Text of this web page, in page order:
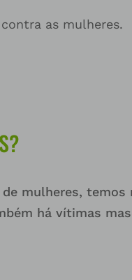
as mulheres.
mulheres, temos
há vítimas